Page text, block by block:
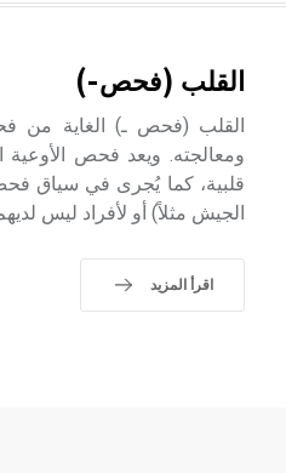
القلب (فحص-)
القلب (فحص ـ) الغاية من
ومعالجته. ويعد فحص
قلبية، كما يُجرى في سياق
الجيش مثلاً) أو لأفراد ليس
اقرأ المزيد